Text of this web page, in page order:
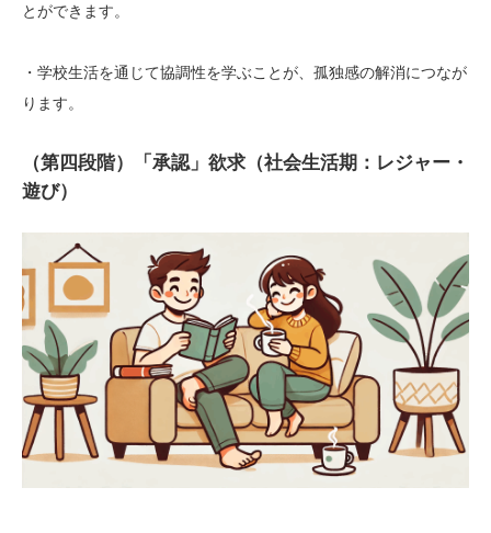
とができます。
・学校生活を通じて協調性を学ぶことが、孤独感の解消につなが
ります。
（第四段階）「承認」欲求（社会生活期：レジャー・
遊び）